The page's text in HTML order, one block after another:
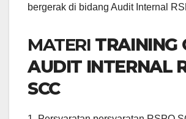
bergerak di bidang Audit Internal
MATERI TRAINING
AUDIT INTERNAL
SCC